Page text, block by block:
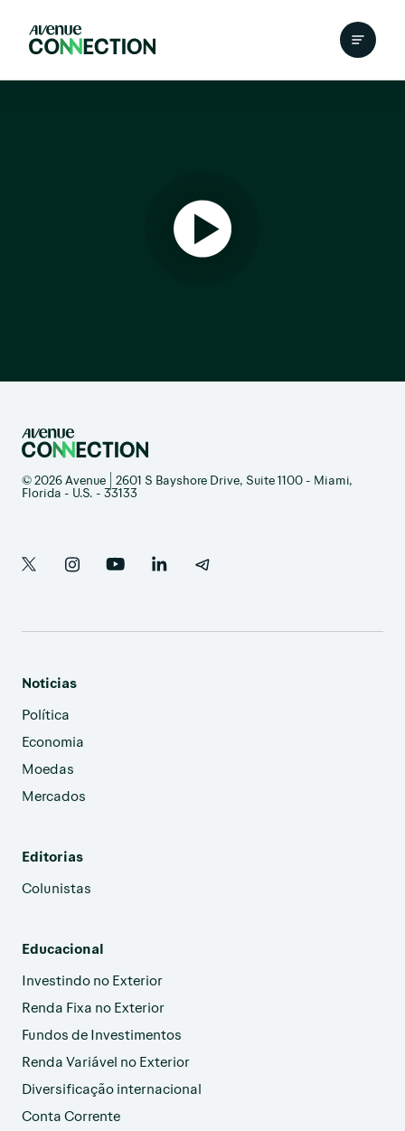
© 2026 Avenue | 2601 S Bayshore Drive, Suite 1100 - Miami,
Florida - U.S. - 33133
Noticias
Política
Economia
Moedas
Mercados
Editorias
Colunistas
Educacional
Investindo no Exterior
Renda Fixa no Exterior
Fundos de Investimentos
Renda Variável no Exterior
Diversificação internacional
Conta Corrente